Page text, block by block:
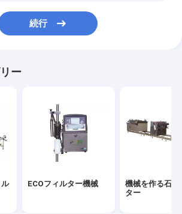
機
ター
ター
続行
ー
ル
ECOフィルター機械
機械を作る石油
ター